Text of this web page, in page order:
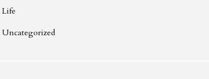
Life
Uncategorized